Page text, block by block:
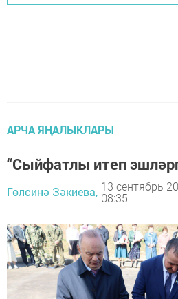
АРЧА ЯҢАЛЫКЛАРЫ
“Сыйфатлы итеп
Гөлсинә Зәкиева, 13 сентябрь
08:35